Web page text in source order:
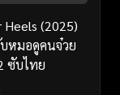
Heels (2025)
หมอดูคนจ๋วย
ซับไทย